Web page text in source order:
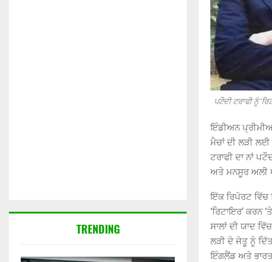
ਪਟੌਦੀ ਟਰਾਫੀ ਨੂੰ
ਇੰਡੀਅਨ
ਮੈਚਾਂ ਦੀ ਲੜੀ ਲਈ
ਟਰਾਫੀ ਦਾ ਨਾਂ
ਅਤੇ ਮਨਸੂਰ ਅਲੀ
ਇੱਕ ਰਿਪੋਰਟ ਵਿੱਚ
‘ਰਿਟਾਇਰ’ ਕਰਨ
ਸਾਲਾਂ ਦੀ ਯਾਦ
ਲੜੀ ਦੇ ਜੇਤੂ ਨੂੰ
ਇੰਗਲੈਂਡ ਅਤੇ
TRENDING